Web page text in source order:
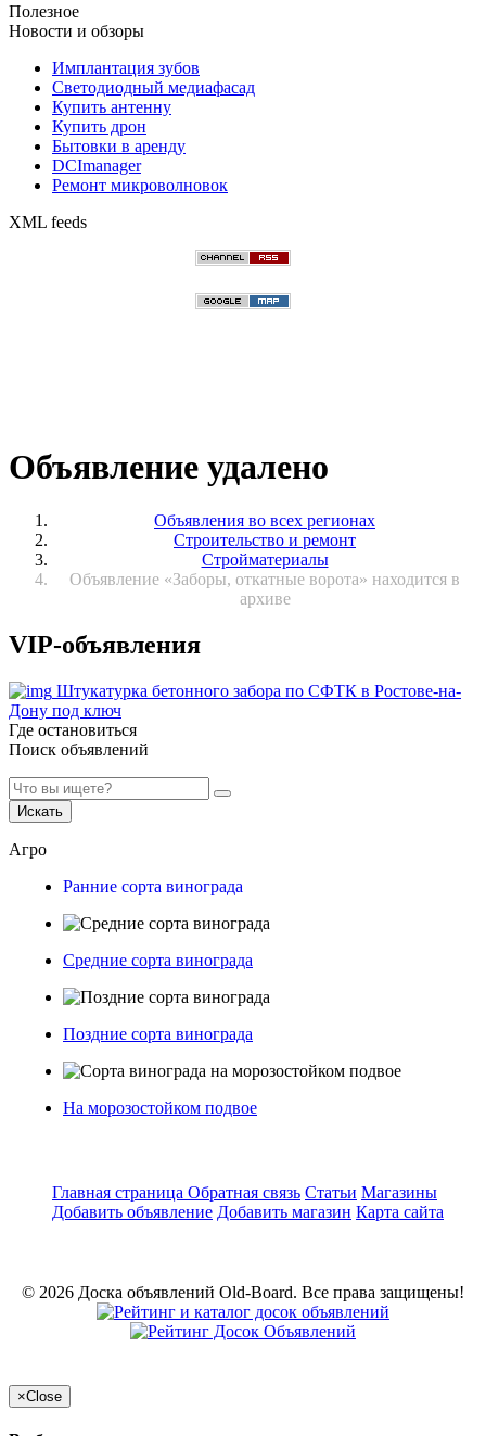
Полезное
Новости и обзоры
Имплантация зубов
Светодиодный медиафасад
Купить антенну
Купить дрон
Бытовки в аренду
DCImanager
Ремонт микроволновок
XML feeds
Объявление удалено
Объявления во всех регионах
Строительство и ремонт
Стройматериалы
Объявление «Заборы, откатные ворота» находится в
архиве
VIP-объявления
Штукатурка бетонного забора по СФТК в Ростове-на-
Дону под ключ
Где остановиться
Поиск объявлений
Искать
Агро
Ранние сорта винограда
Средние сорта винограда
Поздние сорта винограда
На морозостойком подвое
Главная страница Обратная связь Статьи Магазины
Добавить объявление Добавить магазин Карта сайта
© 2026 Доска объявлений Old-Board. Все права защищены!
×Close